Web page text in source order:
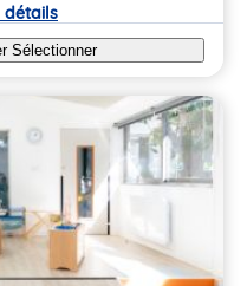
détails
Sélectionner